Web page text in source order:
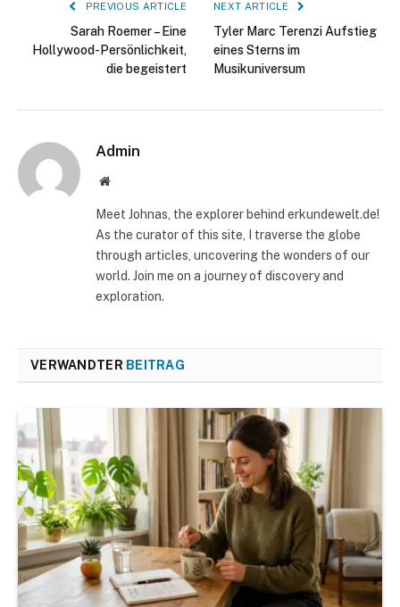
PREVIOUS ARTICLE
Sarah Roemer – Eine
Hollywood-Persönlichkeit,
die begeistert
NEXT ARTICLE
Tyler Marc Terenzi Aufstieg
eines Sterns im
Musikuniversum
Admin
Website
Meet Johnas, the explorer behind erkundewelt.de!
As the curator of this site, I traverse the globe
through articles, uncovering the wonders of our
world. Join me on a journey of discovery and
exploration.
VERWANDTER BEITRAG